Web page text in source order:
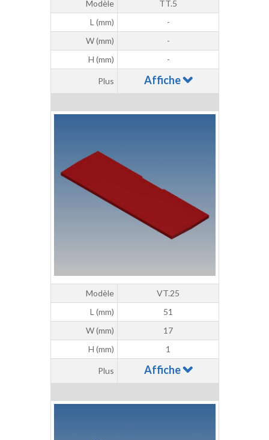
Modèle
TT.5
L (mm)
-
W (mm)
-
H (mm)
-
Plus Affiche
Modèle
VT.25
L (mm)
51
W (mm)
17
H (mm)
1
Plus Affiche